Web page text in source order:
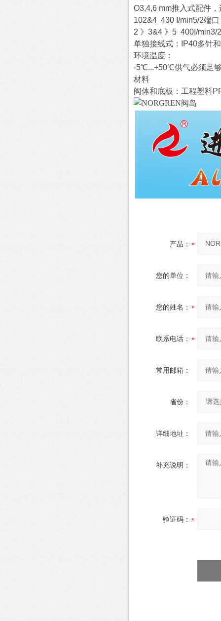
O3,4,6 mm推入式配件
102&4 430 I/min5/2端口
2 》3&4 》5 400I/min3/
单独接线式：IP40多针
环境温度：
-5℃...+50℃供气必须足
材料
阀体和底板：工程塑料
产品：
您的单位：
您的姓名：
联系电话：
常用邮箱：
省份：
详细地址：
补充说明：
验证码：